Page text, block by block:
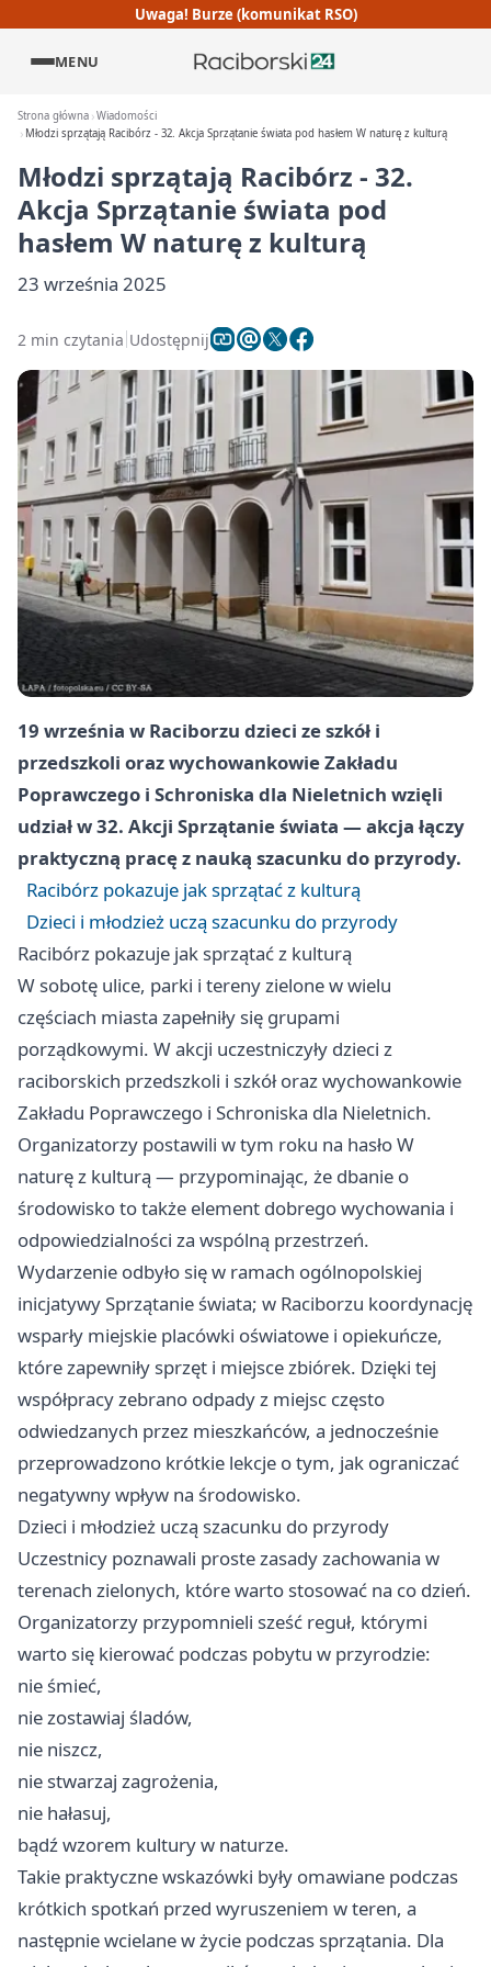
Uwaga! Burze (komunikat RSO)
MENU
Strona główna Wiadomości
Młodzi sprzątają Racibórz - 32. Akcja Sprzątanie świata pod hasłem W naturę z kulturą
Młodzi sprzątają Racibórz - 32.
Akcja Sprzątanie świata pod
hasłem W naturę z kulturą
23 września 2025
2 min czytania Udostępnij
19 września w Raciborzu dzieci ze szkół i
przedszkoli oraz wychowankowie Zakładu
Poprawczego i Schroniska dla Nieletnich wzięli
udział w 32. Akcji Sprzątanie świata — akcja łączy
praktyczną pracę z nauką szacunku do przyrody.
Racibórz pokazuje jak sprzątać z kulturą
Dzieci i młodzież uczą szacunku do przyrody
Racibórz pokazuje jak sprzątać z kulturą
W sobotę ulice, parki i tereny zielone w wielu
częściach miasta zapełniły się grupami
porządkowymi. W akcji uczestniczyły dzieci z
raciborskich przedszkoli i szkół oraz wychowankowie
Zakładu Poprawczego i Schroniska dla Nieletnich.
Organizatorzy postawili w tym roku na hasło W
naturę z kulturą — przypominając, że dbanie o
środowisko to także element dobrego wychowania i
odpowiedzialności za wspólną przestrzeń.
Wydarzenie odbyło się w ramach ogólnopolskiej
inicjatywy Sprzątanie świata; w Raciborzu koordynację
wsparły miejskie placówki oświatowe i opiekuńcze,
które zapewniły sprzęt i miejsce zbiórek. Dzięki tej
współpracy zebrano odpady z miejsc często
odwiedzanych przez mieszkańców, a jednocześnie
przeprowadzono krótkie lekcje o tym, jak ograniczać
negatywny wpływ na środowisko.
Dzieci i młodzież uczą szacunku do przyrody
Uczestnicy poznawali proste zasady zachowania w
terenach zielonych, które warto stosować na co dzień.
Organizatorzy przypomnieli sześć reguł, którymi
warto się kierować podczas pobytu w przyrodzie:
nie śmieć,
nie zostawiaj śladów,
nie niszcz,
nie stwarzaj zagrożenia,
nie hałasuj,
bądź wzorem kultury w naturze.
Takie praktyczne wskazówki były omawiane podczas
krótkich spotkań przed wyruszeniem w teren, a
następnie wcielane w życie podczas sprzątania. Dla